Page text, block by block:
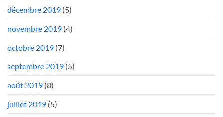
décembre 2019 (5)
novembre 2019 (4)
octobre 2019 (7)
septembre 2019 (5)
août 2019 (8)
juillet 2019 (5)